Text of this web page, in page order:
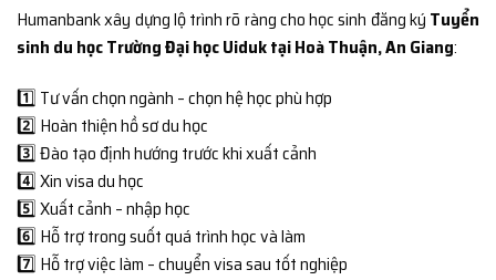
Humanbank xây dựng lộ trình rõ ràng cho học sinh đăng ký Tuyển
sinh du học Trường Đại học Uiduk tại Hoà Thuận, An Giang:
1️⃣ Tư vấn chọn ngành – chọn hệ học phù hợp
2️⃣ Hoàn thiện hồ sơ du học
3️⃣ Đào tạo định hướng trước khi xuất cảnh
4️⃣ Xin visa du học
5️⃣ Xuất cảnh – nhập học
6️⃣ Hỗ trợ trong suốt quá trình học và làm
7️⃣ Hỗ trợ việc làm – chuyển visa sau tốt nghiệp